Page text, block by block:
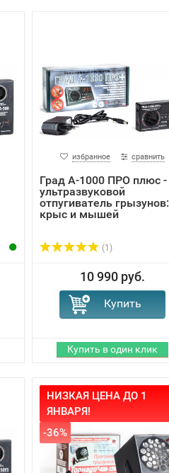
избранное сравнить
Град А-1000 ПРО плюс -
ультразвуковой
отпугиватель грызунов:
крыс и мышей
(1)
10 990 руб.
НИЗКАЯ ЦЕНА ДО 1
ЯНВАРЯ!
-36%